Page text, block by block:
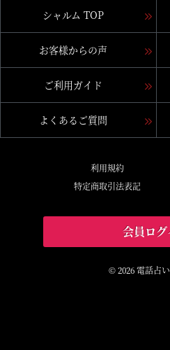
シャルム TOP
お客様からの声
ご利用ガイド
よくあるご質問
利用規約
特定商取引法表記
会員ログ
© 2026 電話占